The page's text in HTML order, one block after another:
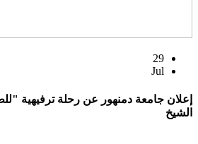
29
Jul
إعلان جامعة دمنهور عن رحلة ترفيهية
الشيخ